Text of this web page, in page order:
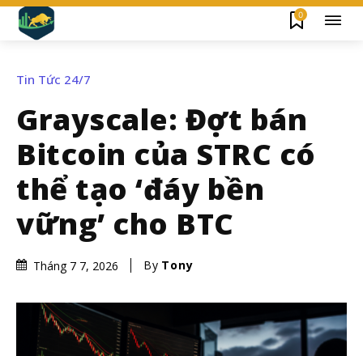
0
Tin Tức 24/7
Grayscale: Đợt bán
Bitcoin của STRC có
thể tạo ‘đáy bền
vững’ cho BTC
Tháng 7 7, 2026 By Tony